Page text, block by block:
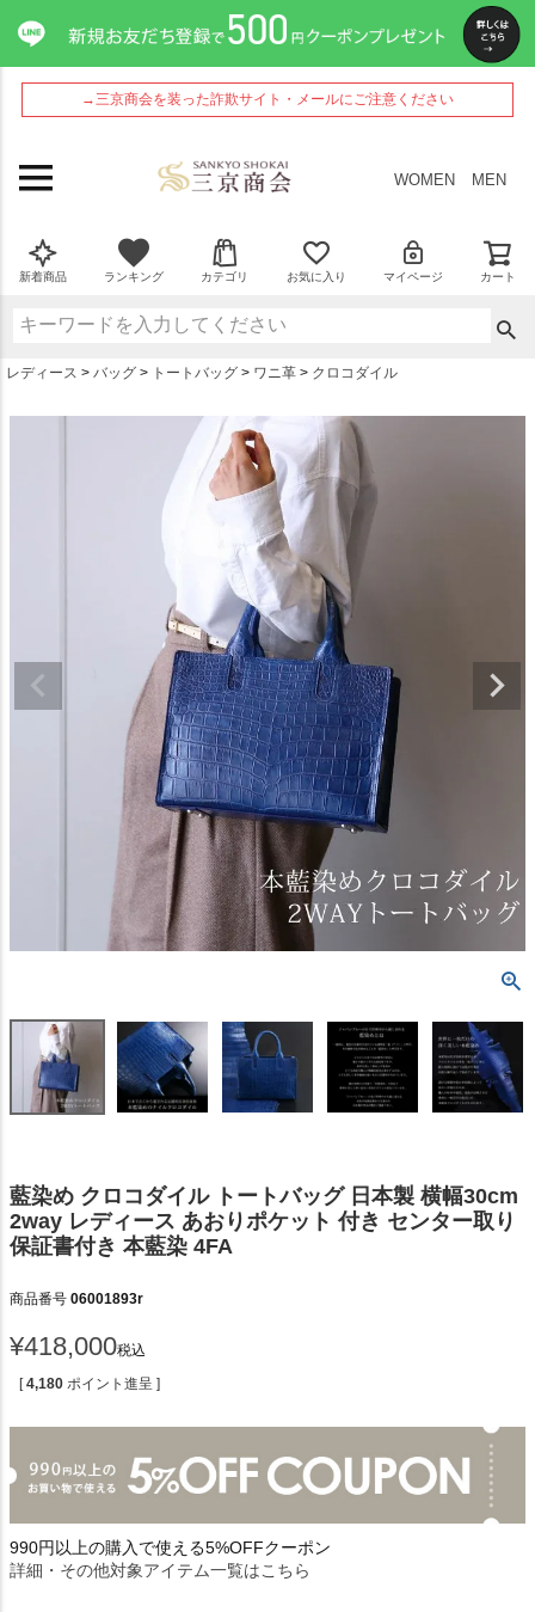
→三京商会を装った詐欺サイト・メールにご注意ください
WOMEN MEN
新着商品 ランキング カテゴリ お気に入り マイページ カート
レディース バッグ トートバッグ ワニ革 クロコダイル
藍染め クロコダイル トートバッグ 日本製 横幅30cm
2way レディース あおりポケット 付き センター取り
保証書付き 本藍染 4FA
商品番号 06001893r
¥418,000税込
[ 4,180 ポイント進呈 ]
990円以上の購入で使える5%OFFクーポン
詳細・その他対象アイテム一覧はこちら
ペー
ジト
ップ
へ